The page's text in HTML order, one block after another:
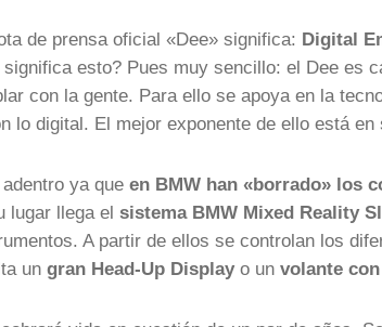
de prensa oficial «Dee» significa: Digital
esto? Pues muy sencillo: el Dee es
con la gente. Para ello se apoya en la
lo digital. El mejor exponente de ello está
ya que en BMW han «borrado» los
lugar llega el sistema BMW Mixed Reality
A partir de ellos se controlan los
un gran Head-Up Displayo un volante